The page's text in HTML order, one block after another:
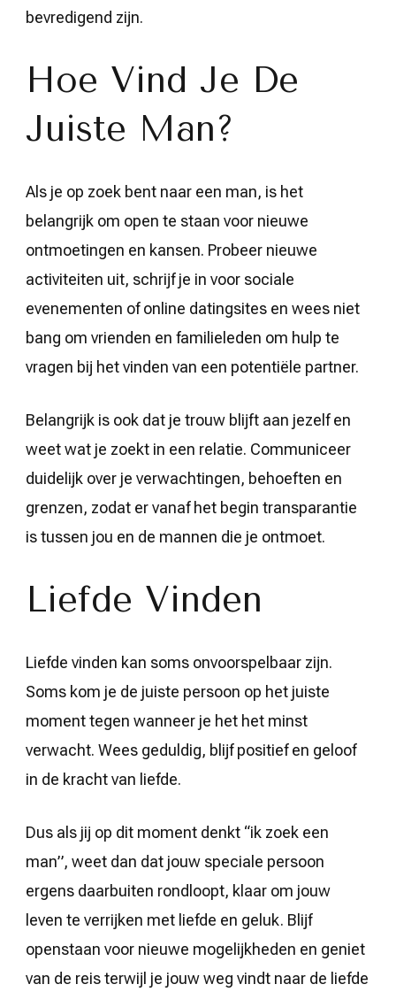
bevredigend zijn.
Hoe Vind Je De
Juiste Man?
Als je op zoek bent naar een man, is het
belangrijk om open te staan voor nieuwe
ontmoetingen en kansen. Probeer nieuwe
activiteiten uit, schrijf je in voor sociale
evenementen of online datingsites en wees niet
bang om vrienden en familieleden om hulp te
vragen bij het vinden van een potentiële partner.
Belangrijk is ook dat je trouw blijft aan jezelf en
weet wat je zoekt in een relatie. Communiceer
duidelijk over je verwachtingen, behoeften en
grenzen, zodat er vanaf het begin transparantie
is tussen jou en de mannen die je ontmoet.
Liefde Vinden
Liefde vinden kan soms onvoorspelbaar zijn.
Soms kom je de juiste persoon op het juiste
moment tegen wanneer je het het minst
verwacht. Wees geduldig, blijf positief en geloof
in de kracht van liefde.
Dus als jij op dit moment denkt “ik zoek een
man”, weet dan dat jouw speciale persoon
ergens daarbuiten rondloopt, klaar om jouw
leven te verrijken met liefde en geluk. Blijf
openstaan voor nieuwe mogelijkheden en geniet
van de reis terwijl je jouw weg vindt naar de liefde